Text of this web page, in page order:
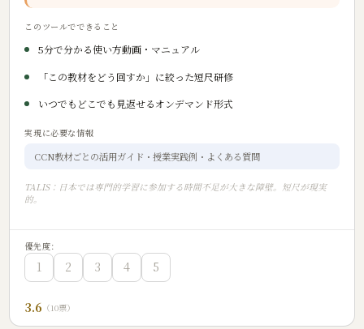
このツールでできること
5分で分かる使い方動画・マニュアル
「この教材をどう回すか」に絞った短尺研修
いつでもどこでも見返せるオンデマンド形式
実現に必要な情報
CCN教材ごとの活用ガイド・授業実践例・よくある質問
TALIS：日本では専門的学習に参加する時間不足が大きな障壁。短尺が現実
的。
優先度:
1 2 3 4 5
3.6 （10票）